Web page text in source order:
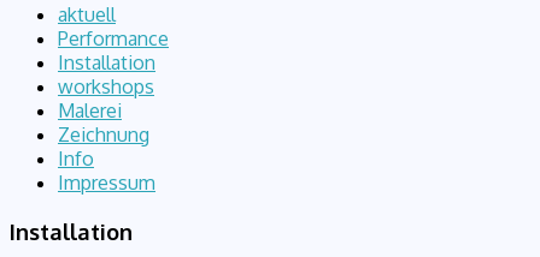
aktuell
Performance
Installation
workshops
Malerei
Zeichnung
Info
Impressum
Installation